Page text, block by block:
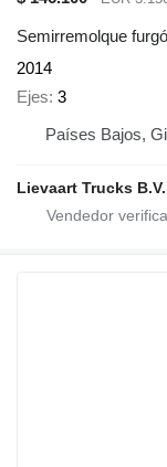
Semirremolque
2014
Ejes 3
Países Bajos,
Lievaart Trucks B.V.